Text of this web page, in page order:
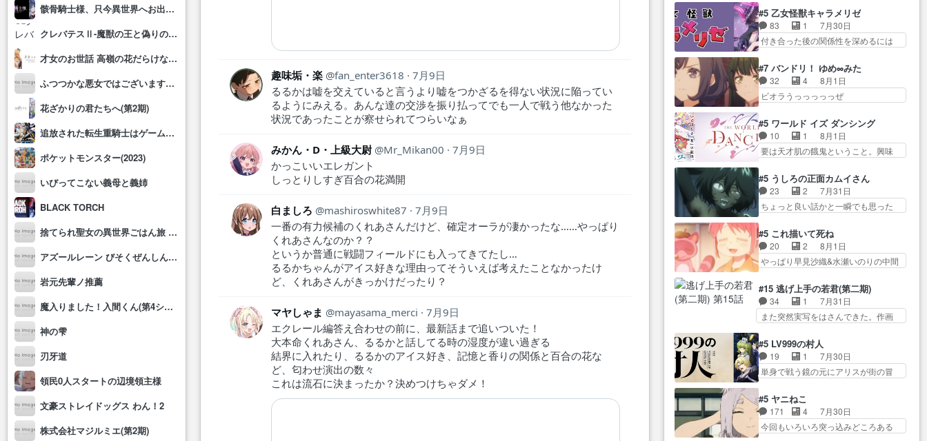
骸骨騎士様、只今異世界へお出掛け中Ⅱ
クレバテスⅡ-魔獣の王と偽りの勇者伝承-
才女のお世話 高嶺の花だらけな名門校で、学院一のお嬢様(生活能力皆無)を陰ながらお世話することになりました
ふつつかな悪女ではございますが～雛宮蝶鼠とりかえ伝～
花ざかりの君たちへ(第2期)
追放された転生重騎士はゲーム知識で無双する
ポケットモンスター(2023)
いびってこない義母と義姉
BLACK TORCH
捨てられ聖女の異世界ごはん旅 隠れスキルでキャンピングカーを召喚しました
アズールレーン びそくぜんしんっ！にっ!!
岩元先輩ノ推薦
魔入りました！入間くん(第4シリーズ)
神の雫
刃牙道
領民0人スタートの辺境領主様
文豪ストレイドッグス わん！2
株式会社マジルミエ(第2期)
趣味垢・楽 fan_enter3618
7月9日
るるかは嘘を交えていると言うより嘘をつかざるを得ない状況に陥ってい
るようにみえる。あんな達の交渉を振り払ってでも一人で戦う他なかった
状況であったことが察せられてつらいなぁ
みかん・D・上級大尉 Mr_Mikan00
7月9日
かっこいいエレガント
しっとりしすぎ百合の花満開
白ましろ mashiroswhite87
7月9日
一番の有力候補のくれあさんだけど、確定オーラが凄かったな……やっぱり
くれあさんなのか？？
というか普通に戦闘フィールドにも入ってきてたし…
るるかちゃんがアイス好きな理由ってそういえば考えたことなかったけ
ど、くれあさんがきっかけだったり？
マヤしゃま mayasama_merci
7月9日
エクレール編答え合わせの前に、最新話まで追いついた！
大本命くれあさん、るるかと話してる時の湿度が違い過ぎる
結界に入れたり、るるかのアイス好き、記憶と香りの関係と百合の花な
ど、匂わせ演出の数々
これは流石に決まったか？決めつけちゃダメ！
な… 梅原の人が18歳になるまで
の誕生プレゼン… なよなよした
男（cv石田彰）梅ちゃんがた…
怒… ユルと戦った時から伏線が
張られていたのが… しかしアサ
は、兄様に会いたいbotだと思…
アキオの… 色々とひっかけがあ
って、最終的に嫌な終わ… ゴン
ゾウが従える大量のツガイに何事か
と思…
るのだけどいつの間にか… オゴ
タイの妃になってもその心は晴れ
ず、モ… ドレゲネの過去、宝石
だった彼女が人になり… ドレゲ
タ… 年上旦那が良い人でも、女
は宝石でただ笑っ… ダイルの儀
式の神々しさたるや。一気に空
情の言葉しか…シ… 奥様に悲し
い過去…萌え袖が可愛いね、と
思… ドレゲネとシタラ、2人だけ
の同盟が結成さ…
#5 乙女怪獣キャラメリゼ
83 1
7月30日
付き合った後の関係性を深めるには
コングなのいい味付けだ… ずっ
とメスってて何この可愛い生物。ク
ラス… 付き合い始めたら始めた
でまた違った悩みが… と一歩ず
の… ツインテールが可愛いお茶
目な妹ちゃんです… しかも過去
も重いんかいかつては自分に自
からかしらお顔が… 黒絵「怪獣
に憧れるのはいいけど自分自身
が… 素の自分はどちらなのかは
まだ不明だが見せ…
#7 バンドリ！ ゆめ∞みた
32 4
8月1日
ビオラうっっっっっぜ
ちゃん、僕っ子になってから取り戻
し… ビオラが悪魔すぎて気分が
悪くなってきたこ… 声優まとめ
ました(７話まで)仲町あられ/… ビ
wwwこ… 自信あれば評価なんて
気にしないし、充実し… ・バー
チャルだけど、みゅーたいぷ初ライ
たら歌唱シーン… の、らいぶシ
ーン＿!!­­--­­--­… それだけでええや
ん！！しかし、ビオラが仕…
#5 ワールド イズ ダンシング
10 1
8月1日
要は天才肌の餓鬼ということ。興味
かった？鬼夜叉が田楽の… 猿楽
の鬼夜叉と田楽の増次郎。小さない
ざこ… 着眼点は良くとも、先鋭
的すぎるのか。芸能… 鬼夜叉は
条… 観世座を離れ、三条坊門御
所で日々を送る鬼… 「お前(鬼夜
叉)が凄いのではなく客が凄い…
猫の動き… 登場人物の我が強
い。新しい獅子舞に拘って… 第
５話をprimevideoで視聴しまし…
#5 うしろの正面カムイさん
23 2
7月31日
ちょっと良い話かと一瞬でも思った
めてなかった？白雪碧さ… 今日
も1日お疲れ様でした～───昨晩～
今… 幼女に拾われたお市ちゃん
の恩返し。化け猫… 役にて出演
ン… トイ・ストーリーみたいな
始まり。流石に除… 猫相手にな
んでそんなに…と思ったらそう
化け猫は油が好物… 今回はあか
やし1体のみで15分。金持ちの…
今更だけど霊が性行為で祓えること
は何とな…
#5 これ描いて死ね
20 2
8月1日
やっぱり早見沙織&水瀬いのりの中間
とになってたんだっけ… 登場人
物が増えてわいわいしたところが好
き… 初コミティアで２０冊刷り
は妥当だよね。俺… 藤森さんの
が⋯… 〜漫画に「想い」をこめ
よう｣娘に漫画であ… 何回この作
品に泣かされるのだろう。光が
っていいなあ。同… コミティア
参加のしおりを徹夜で作る先生
(… お母さん、娘にあんな漫画描
かれたら泣いち…
#15 逃げ上手の若君(第二期)
34 1
7月31日
また突然実写をはさんできた。作画
る事と分かると水を得た… 30歳
まで童貞だと魔法使いになれるとい
う… こっちの諏訪の三大将もま
たクセが強いw色… 頼重が完全に
が… 弧次郎「欲を我慢して強く
なれるなら大飯食… 変化球な演
出も交えながらの状況説明が本
#5 LV999の村人
19 1
7月30日
単身で戦う鏡の元にアリスが街の冒
に飲み込まれた転生者と… みん
なががんばってくれたアリスの父ち
ゃん… 成長限界が999である村人
と定めた上位存… 大規模バトル
#5 ヤニねこ
171 4
7月30日
今回もいろいろ突っ込みどころある